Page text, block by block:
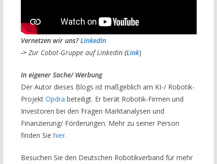
Vernetzen wir uns? LinkedIn
-> Zur Cobot-Gruppe auf LinkedIn(Link)
In eigener Sache/ Werbung
Der Autor dieses Blogs ist maßgeblich am KI-/ Robotik-
Projekt Opdra beteiligt. Er berät Robotik-Firmen und
Investoren bei den Fragen Marktanalysen und
Finanzierung/ Förderungen. Mehr zu seiner Person
finden Sie hier.
Besuchen Sie den Deutschen Robotikverband für mehr